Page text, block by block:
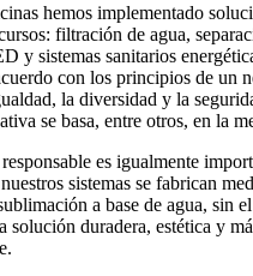
hemos implementado
filtración de agua,
y sistemas sanitarios
con los principios de un
la diversidad y la
se basa, entre otros, en la
es igualmente
sistemas se fabrican
a base de agua, sin
solución duradera, estética y